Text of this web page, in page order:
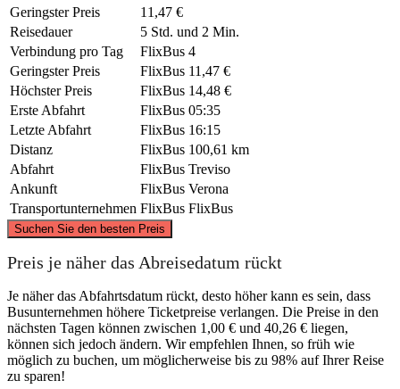
Geringster Preis
11,47 €
Reisedauer
5 Std. und 2 Min.
Verbindung pro Tag
FlixBus 4
Geringster Preis
FlixBus 11,47 €
Höchster Preis
FlixBus 14,48 €
Erste Abfahrt
FlixBus 05:35
Letzte Abfahrt
FlixBus 16:15
Distanz
FlixBus 100,61 km
Abfahrt
FlixBus Treviso
Ankunft
FlixBus Verona
Transportunternehmen FlixBus FlixBus
Suchen Sie den besten Preis
Treviso
Verona
©CARTO
Preis je näher das Abreisedatum rückt
Je näher das Abfahrtsdatum rückt, desto höher kann es sein, dass
Busunternehmen höhere Ticketpreise verlangen. Die Preise in den
nächsten Tagen können zwischen 1,00 € und 40,26 € liegen,
können sich jedoch ändern. Wir empfehlen Ihnen, so früh wie
möglich zu buchen, um möglicherweise bis zu 98% auf Ihrer Reise
zu sparen!